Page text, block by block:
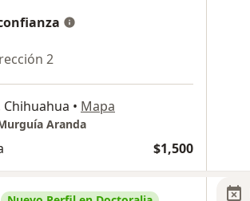
2
Chihuahua • Mapa
Aranda
$1,500